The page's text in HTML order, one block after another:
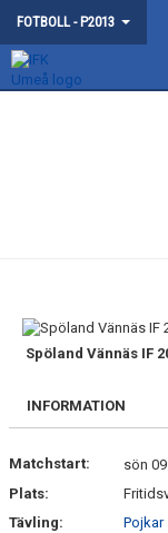
FOTBOLL - P2013
BILDGALLERI
DOKUMENT
Spöland Vännäs IF
INFORMATION
Matchstart:
sön
Plats:
Tävling:
Pojkar